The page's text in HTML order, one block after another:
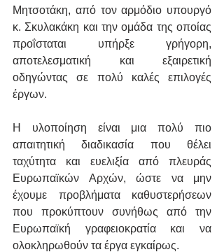
Μητσοτάκη, από τον αρμόδιο υπουργό
κ. Σκυλακάκη και την ομάδα της οποίας
προΐσταται υπήρξε γρήγορη,
αποτελεσματική και εξαιρετική
οδηγώντας σε πολύ καλές επιλογές
έργων.
Η υλοποίηση είναι μια πολύ πιο
απαιτητική διαδικασία που θέλει
ταχύτητα και ευελιξία από πλευράς
Ευρωπαϊκών Αρχών, ώστε να μην
έχουμε προβλήματα καθυστερήσεων
που προκύπτουν συνήθως από την
Ευρωπαϊκή γραφειοκρατία και να
ολοκληρωθούν τα έργα εγκαίρως.